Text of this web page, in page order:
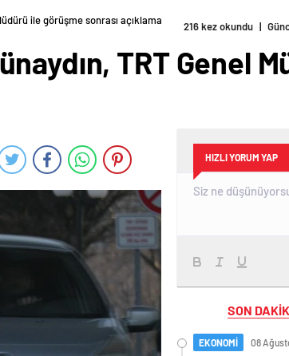
ile görüşme sonrası açıklama
216 kez okundu |
TRT Genel
HIZLI YORUM YAP
SON
EKONOMİ 08